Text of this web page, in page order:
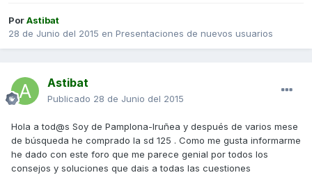
PorAstibat
28 de Junio del 2015 en Presentaciones de nuevos usuarios
Astibat
Publicado 28 de Junio del 2015
Hola a tod@s Soy de Pamplona-Iruñea y después de varios mese
de búsqueda he comprado la sd 125 . Como me gusta informarme
he dado con este foro que me parece genial por todos los
consejos y soluciones que dais a todas las cuestiones